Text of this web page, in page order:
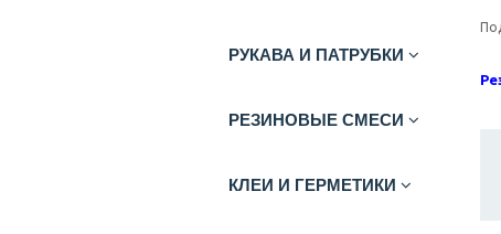
РУКАВА И ПАТРУБКИ
РЕЗИНОВЫЕ СМЕСИ
КЛЕИ И ГЕРМЕТИКИ